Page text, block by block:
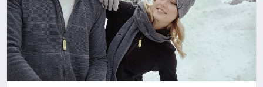
EĞITIM